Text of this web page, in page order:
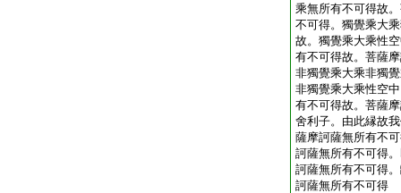
乘無所有不可得故
不可得。獨覺乘大
故。獨覺乘大乘性
有不可得故。菩薩
非獨覺乘大乘非獨
非獨覺乘大乘性空
有不可得故。菩薩
舍利子。由此縁故
薩摩訶薩無所有不
訶薩無所有不可得
訶薩無所有不可得
訶薩無所有不可得